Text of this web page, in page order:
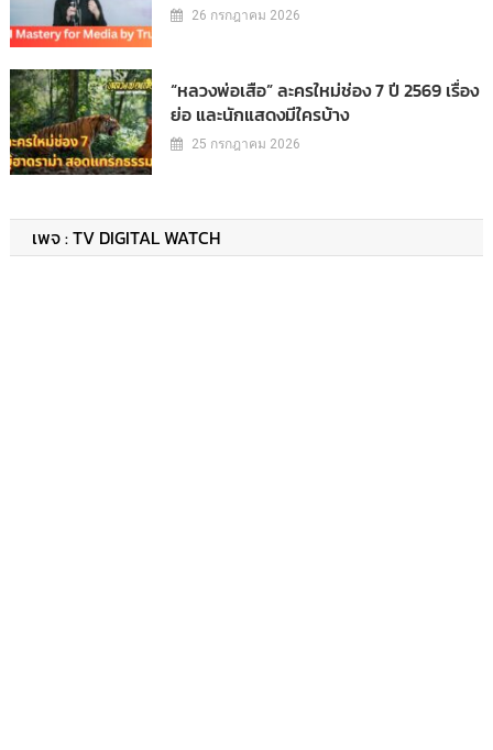
26 กรกฎาคม 2026
“หลวงพ่อเสือ” ละครใหม่ช่อง 7 ปี 2569 เรื่อง
ย่อ และนักแสดงมีใครบ้าง
25 กรกฎาคม 2026
เพจ : TV DIGITAL WATCH